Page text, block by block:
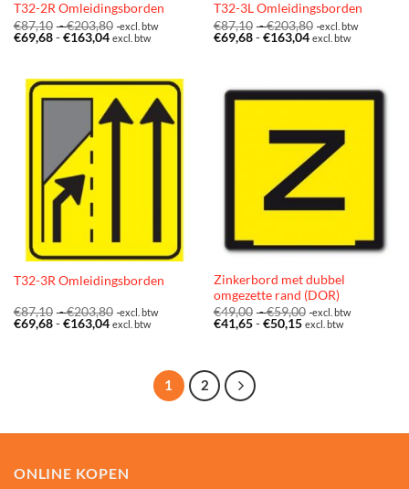
T32-2R Omleidingsborden
€87,10 -€203,80 Prijsklasse:
€87,10
excl. btw
€69,68 - €163,04Prijsklasse:
excl. btw
T32-3L Omleidingsborden
€87,10 -€203,80 Prijsklasse:
€87,10
excl. btw
€69,68 - €163,04Prijsklasse:
excl. btw
T32-3R Omleidingsborden
€87,10 -€203,80 Prijsklasse:
€87,10
excl. btw
€69,68 - €163,04Prijsklasse:
excl. btw
Zinkerbord met dubbel
omgezette rand (DOR)
€49,00 -€59,00 Prijsklasse:
€49,00
excl. btw
€41,65 - €50,15Prijsklasse:
excl. btw
1 2
ONLINE KOPEN